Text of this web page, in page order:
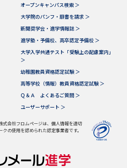
オープンキャンパス検索 ＞
大学院のパンフ・願書を請求 ＞
新聞奨学会・進学情報誌 ＞
進学塾・予備校、高卒認定予備校 ＞
大学入学共通テスト「受験上の配慮案内」
＞
幼稚園教員資格認定試験 ＞
高等学校（情報）教員資格認定試験 ＞
Ｑ＆Ａ よくあるご質問 ＞
ユーザーサポート ＞
式会社フロムページは、個人情報を適切
の使用を認められた認定事業者です。